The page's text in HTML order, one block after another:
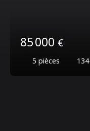
85 000 €
5 pièces 134